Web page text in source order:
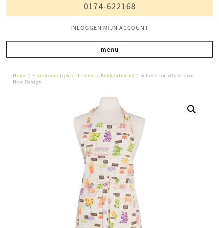
0174-622168
INLOGGEN MIJN ACCOUNT
Home / Huishoudelijke artikelen / Keukentextiel / Schort Locally Grown
Now Design